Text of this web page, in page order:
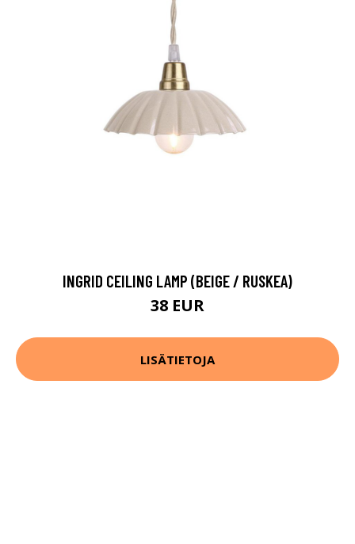
INGRID CEILING LAMP (BEIGE / RUSKEA)
38 EUR
LISÄTIETOJA